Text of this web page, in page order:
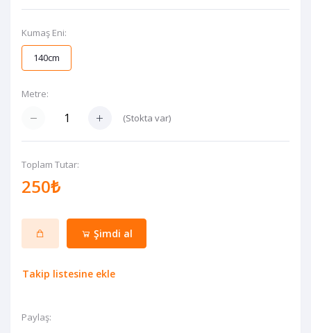
Kumaş Eni:
140cm
Metre:
(Stokta var)
Toplam Tutar:
250₺
Şimdi al
Takip listesine ekle
Paylaş: